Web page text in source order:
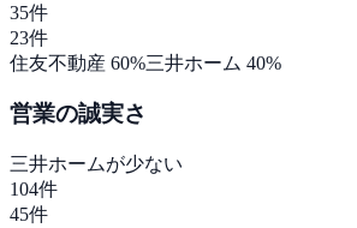
35件
23件
住友不動産 60%三井ホーム 40%
営業の誠実さ
三井ホームが少ない
104件
45件